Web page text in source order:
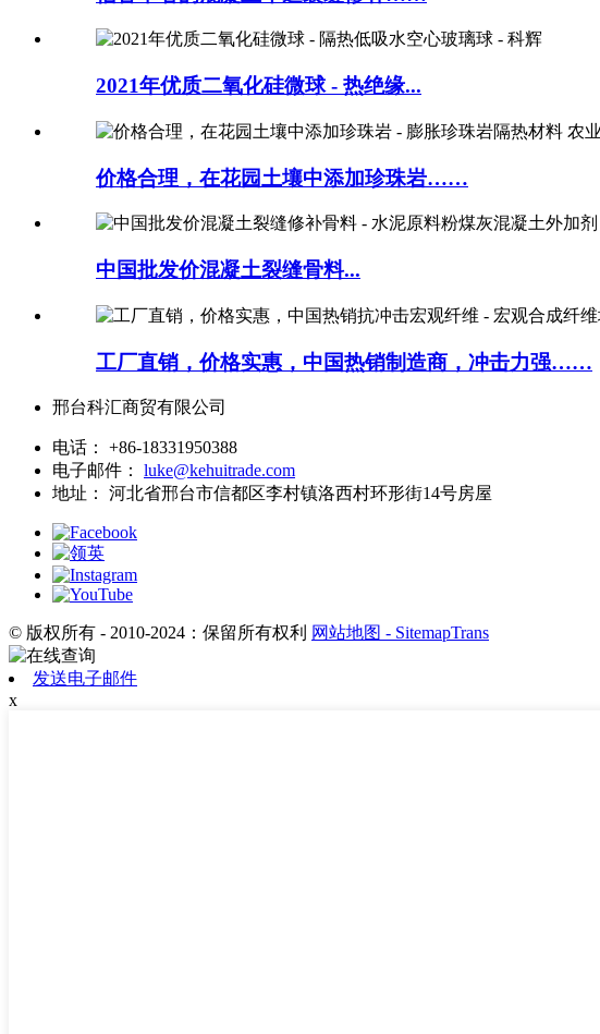
2021年优质二氧化硅微球 - 热绝缘...
价格合理，在花园土壤中添加珍珠岩……
中国批发价混凝土裂缝骨料...
工厂直销，价格实惠，中国热销制造商，冲击力强……
邢台科汇商贸有限公司
电话：
+86-18331950388
电子邮件：
luke@kehuitrade.com
地址：
河北省邢台市信都区李村镇洛西村环形街14号房屋
© 版权所有 - 2010-2024：保留所有权利 网站地图 - SitemapTrans
发送电子邮件
x